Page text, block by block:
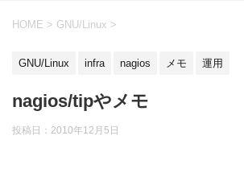
HOME > GNU/Linux >
GNU/Linux infra nagios メモ 運用
nagios​/tipやメモ
投稿日：2010年12月5日